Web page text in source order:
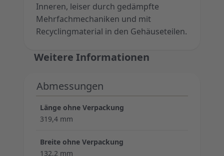
Inneren, leiser durch gedämpfte
Mehrfachmechaniken und mit
Recyclingmaterial in den Gehäuseteilen.
Weitere Informationen
Abmessungen
Länge ohne Verpackung
319,4 mm
Breite ohne Verpackung
132,2 mm